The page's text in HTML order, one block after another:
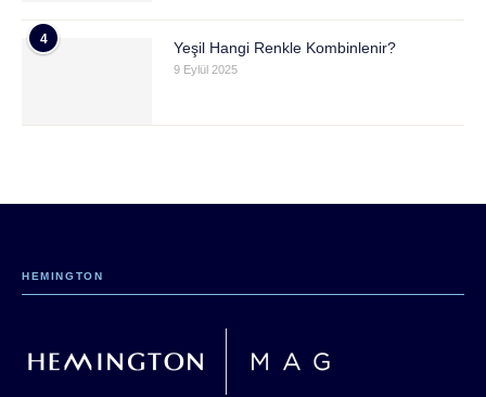
4
Yeşil Hangi Renkle Kombinlenir?
9 Eylül 2025
HEMINGTON